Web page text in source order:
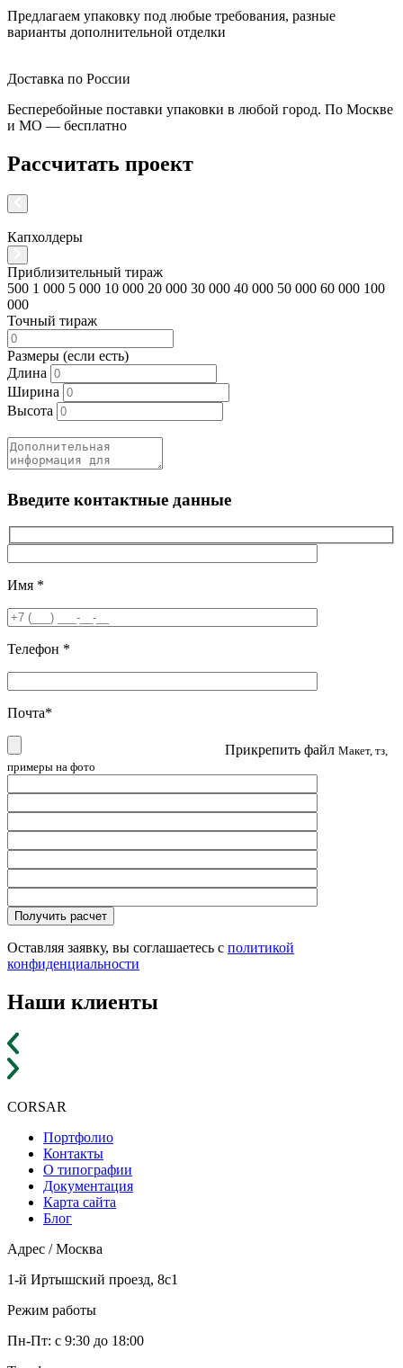
Предлагаем упаковку под любые требования, разные
варианты дополнительной отделки
Доставка по России
Бесперебойные поставки упаковки в любой город. По Москве
и МО — бесплатно
Рассчитать проект
Капхолдеры
Приблизительный тираж
500 1 000 5 000 10 000 20 000 30 000 40 000 50 000 60 000 100
000
Точный тираж
Размеры (если есть)
Длина
Ширина
Высота
Введите контактные данные
Имя *
Телефон *
Почта*
Прикрепить файл Макет, тз,
примеры на фото
Оставляя заявку, вы соглашаетесь с политикой
конфиденциальности
Наши клиенты
CORSAR
Портфолио
Контакты
О типографии
Документация
Карта сайта
Блог
Адрес / Москва
1-й Иртышский проезд, 8с1
Режим работы
Пн-Пт: с 9:30 до 18:00